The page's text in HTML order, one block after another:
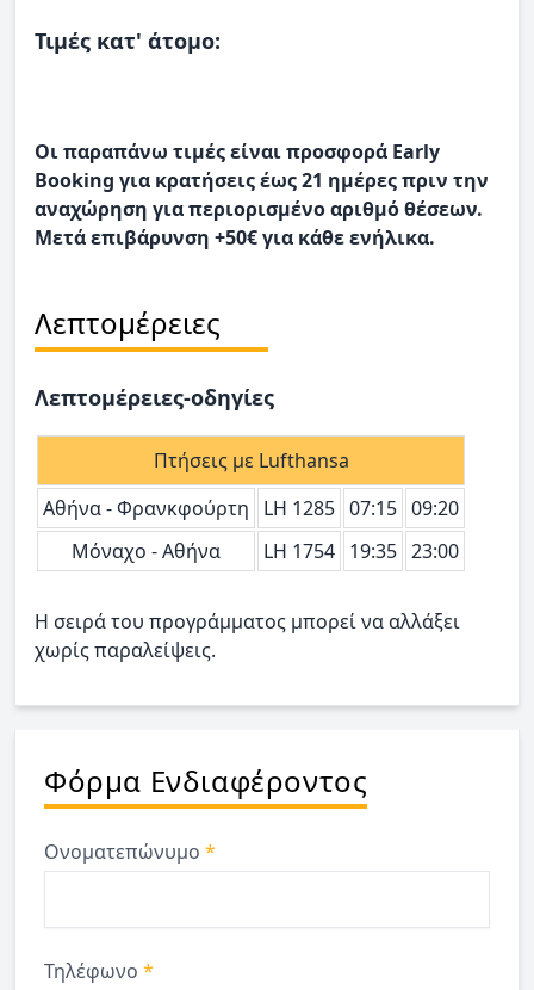
Τιμές κατ' άτομο:
Οι παραπάνω τιμές είναι προσφορά Early
Booking για κρατήσεις έως 21 ημέρες πριν την
αναχώρηση για περιορισμένο αριθμό θέσεων.
Μετά επιβάρυνση +50€ για κάθε ενήλικα.
Λεπτομέρειες
Λεπτομέρειες-οδηγίες
Πτήσεις με Lufthansa
Αθήνα - Φρανκφούρτη
LH 1285 07:15 09:20
Μόναχο - Αθήνα
LH 1754 19:35 23:00
Η σειρά του προγράμματος μπορεί να αλλάξει
χωρίς παραλείψεις.
Φόρμα Ενδιαφέροντος
Ονοματεπώνυμο *
Τηλέφωνο *